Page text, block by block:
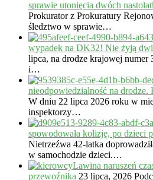
sprawie utonięcia dwóch
Prokurator z Prokuratury
śledztwo w sprawie…
wypadek na DK32! Nie żyją
lipca, na drodze krajowej numer
i…
nieodpowiedzialność na
W dniu 22 lipca 2026 roku w
inspektorzy…
spowodowała kolizję, po dzieci
Nietrzeźwa 42-latka
w samochodzie dzieci.…
Lawina naruszeń
przewoźnika 23 lipca, 2026